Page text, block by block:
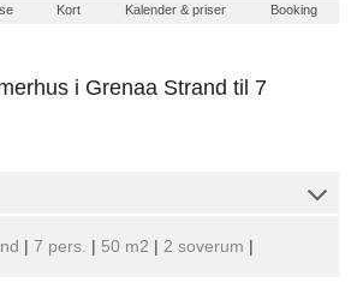
Kort Kalender & priser Booking
i Grenaa Strand til 7
| 7 pers. | 50 m2 | 2 soverum |